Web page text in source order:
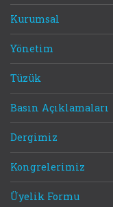
Kurumsal
Yönetim
Tüzük
Basın Açıklamaları
Dergimiz
Kongrelerimiz
Üyelik Formu